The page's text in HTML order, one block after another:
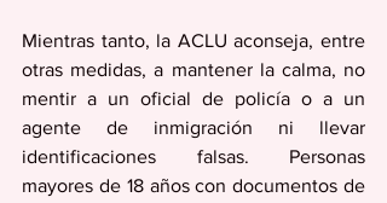
Mientras tanto, la ACLU aconseja, entre
otras medidas, a mantener la calma, no
mentir a un oficial de policía o a un
agente de inmigración ni llevar
identificaciones falsas. Personas
mayores de 18 años con documentos de